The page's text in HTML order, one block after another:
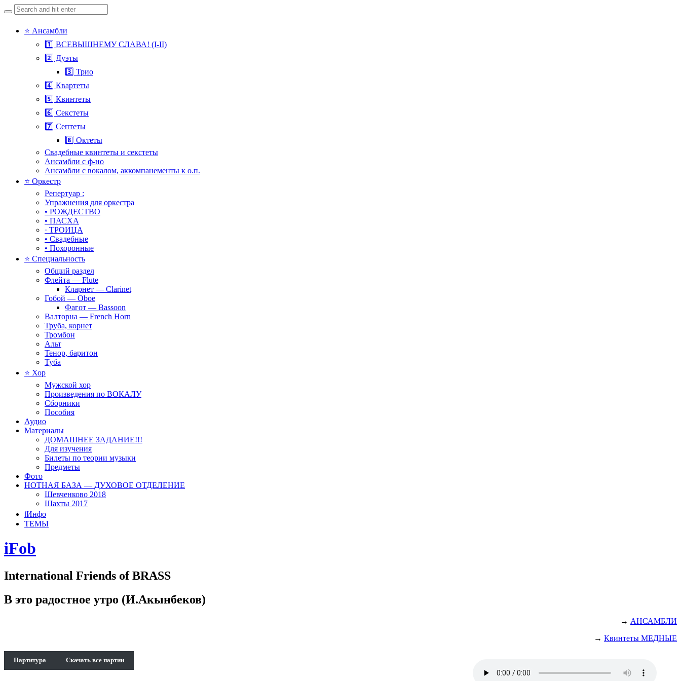
Search
for:
Skip
⭐ Ансамбли
1️⃣ ВСЕВЫШНЕМУ СЛАВА! (I-II)
2️⃣ Дуэты
3️⃣ Трио
4️⃣ Квартеты
5️⃣ Квинтеты
6️⃣ Секстеты
7️⃣ Септеты
8️⃣ Октеты
Свадебные квинтеты и секстеты
Ансамбли с ф-но
Ансамбли с вокалом, аккомпанементы к о.п.
⭐ Оркестр
Репертуар :
Упражнения для оркестра
• РОЖДЕСТВО
• ПАСХА
· ТРОИЦА
• Свадебные
• Похоронные
⭐ Специальность
Общий раздел
Флейта — Flute
Кларнет — Clarinet
Гобой — Oboe
Фагот — Bassoon
Валторна — French Horn
Труба, корнет
Тромбон
Альт
Тенор, баритон
Туба
⭐ Хор
Мужской хор
Произведения по ВОКАЛУ
Сборники
Пособия
Аудио
Материалы
ДОМАШНЕЕ ЗАДАНИЕ!!!
Для изучения
Билеты по теории музыки
Предметы
Фото
НОТНАЯ БАЗА — ДУХОВОЕ ОТДЕЛЕНИЕ
Шевченково 2018
Шахты 2017
ℹ️Инфо
ТЕМЫ
iFob
International Friends of BRASS
В это радостное утро (И.Акынбеков)
→ АНСАМБЛИ
→ Квинтеты МЕДНЫЕ
Партитура Скачать все партии